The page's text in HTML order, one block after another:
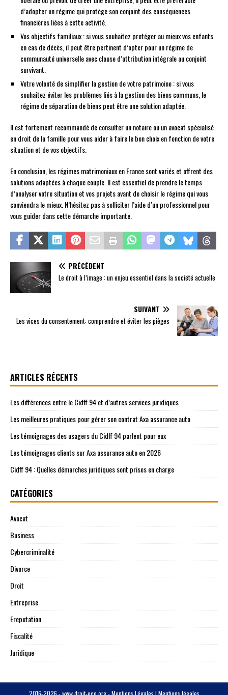
d’adopter un régime qui protège son conjoint des conséquences
financières liées à cette activité.
Vos objectifs familiaux : si vous souhaitez protéger au mieux vos enfants
en cas de décès, il peut être pertinent d’opter pour un régime de
communauté universelle avec clause d’attribution intégrale au conjoint
survivant.
Votre volonté de simplifier la gestion de votre patrimoine : si vous
souhaitez éviter les problèmes liés à la gestion des biens communs, le
régime de séparation de biens peut être une solution adaptée.
Il est fortement recommandé de consulter un notaire ou un avocat spécialisé
en droit de la famille pour vous aider à faire le bon choix en fonction de votre
situation et de vos objectifs.
En conclusion, les régimes matrimoniaux en France sont variés et offrent des
solutions adaptées à chaque couple. Il est essentiel de prendre le temps
d’analyser votre situation et vos projets avant de choisir le régime qui vous
conviendra le mieux. N’hésitez pas à solliciter l’aide d’un professionnel pour
vous guider dans cette démarche importante.
PRÉCÉDENT
Le droit à l’image : un enjeu essentiel dans la société actuelle
SUIVANT
Les vices du consentement: comprendre et éviter les pièges
ARTICLES RÉCENTS
Les différences entre le Cidff 94 et d’autres services juridiques
Les meilleures pratiques pour gérer son contrat Axa assurance auto
Les témoignages des usagers du Cidff 94 parlent pour eux
Les témoignages clients sur Axa assurance auto en 2026
Cidff 94 : Quelles démarches juridiques sont prises en charge
CATÉGORIES
Avocat
Business
Cybercriminalité
Divorce
Droit
Entreprise
Ereputation
Fiscalité
Juridique